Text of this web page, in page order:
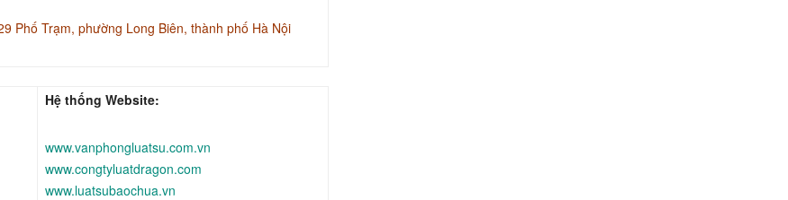
Phố Trạm, phường Long Biên, thành phố Hà Nội
Hệ thống Website:
www.vanphongluatsu.com.vn
www.congtyluatdragon.com
www.luatsubaochua.vn